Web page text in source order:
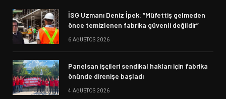
İSG Uzmanı Deniz İpek: “Müfettiş gelmeden
önce temizlenen fabrika güvenli değildir”
6 AĞUSTOS 2026
Panelsan işçileri sendikal hakları için fabrika
önünde direnişe başladı
4 AĞUSTOS 2026